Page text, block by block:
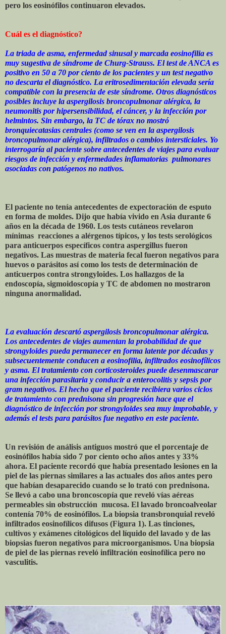
pero los eosinófilos continuaron elevados.
Cuál es el diagnóstico?
La triada de asma, enfermedad sinusal y marcada eosinofilia es
muy sugestiva de síndrome de Churg-Strauss. El test de ANCA es
positivo en 50 a 70 por ciento de los pacientes y un test negativo
no descarta el diagnóstico. La eritrosedimentación elevada sería
compatible con la presencia de este síndrome. Otros diagnósticos
posibles incluye la aspergilosis broncopulmonar alérgica, la
neumonitis por hipersensibilidad, el cáncer, y la infección por
helmintos. Sin embargo, la TC de tórax no mostró
bronquiecatasias centrales (como se ven en la aspergilosis
broncopulmonar alérgica), infiltrados o cambios intersticiales. Yo
interrogaría al paciente sobre antecedentes de viajes para evaluar
riesgos de infección y enfermedades inflamatorias pulmonares
asociadas con patógenos no nativos.
El paciente no tenía antecedentes de expectoración de esputo
en forma de moldes. Dijo que había vivido en Asia durante 6
años en la década de 1960. Los tests cutáneos revelaron
mínimas reacciones a alérgenos típicos, y los tests serológicos
para anticuerpos específicos contra aspergillus fueron
negativos. Las muestras de materia fecal fueron negativos para
huevos o parásitos así como los tests de determinación de
anticuerpos contra strongyloides. Los hallazgos de la
endoscopía, sigmoidoscopía y TC de abdomen no mostraron
ninguna anormalidad.
La evaluación descartó aspergilosis broncopulmonar alérgica.
Los antecedentes de viajes aumentan la probabilidad de que
strongyloides pueda permanecer en forma latente por décadas y
subsecuentemente conducen a eosinofilia, infiltrados eosinofílicos
y asma. El tratamiento con corticosteroides puede desenmascarar
una infección parasitaria y conducir a enterocolitis y sepsis por
gram negativos. El hecho que el paciente recibiera varios ciclos
de tratamiento con prednisona sin progresión hace que el
diagnóstico de infección por strongyloides sea muy improbable, y
además el tests para parásitos fue negativo en este paciente.
Un revisión de análisis antiguos mostró que el porcentaje de
eosinófilos había sido 7 por ciento ocho años antes y 33%
ahora. El paciente recordó que había presentado lesiones en la
piel de las piernas similares a las actuales dos años antes pero
que habían desaparecido cuando se lo trató con prednisona.
Se llevó a cabo una broncoscopía que reveló vías aéreas
permeables sin obstrucción mucosa. El lavado broncoalveolar
contenía 70% de eosinófilos. La biopsia transbronquial reveló
infiltrados eosinofílicos difusos (Figura 1). Las tinciones,
cultivos y exámenes citológicos del líquido del lavado y de las
biopsias fueron negativos para microorganismos. Una biopsia
de piel de las piernas reveló infiltración eosinofílica pero no
vasculitis.